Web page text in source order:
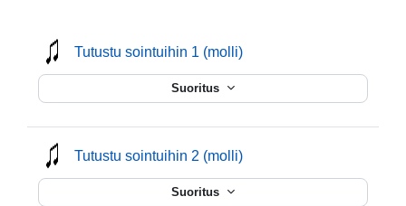
Tutustu sointuihin 1 (molli)mmusic
Suoritus
Tutustu sointuihin 2 (molli)mmusic
Suoritus